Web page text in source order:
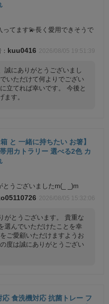
ってます💫長く愛用できそうで
kuu0416 2026/08/05 19:51:39
誠にありがとうございまし
いただけて何よりでござい
立てれば幸いです。 今後と
ます。
と 一緒に持ちたい お箸】
用カトラリー 選べる2色 カ
とうございましたm(_ _)m
2026/08/05 15:32:06
がとうございます。 貴重な
選んでいただけたことを幸
ご愛顧いただけますようお
度は誠にありがとうござい
応 食洗機対応 抗菌トレー フ